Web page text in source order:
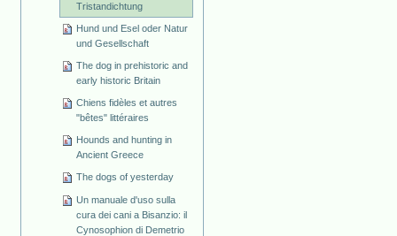
Tristandichtung
Hund und Esel oder Natur
und Gesellschaft
The dog in prehistoric and
early historic Britain
Chiens fidèles et autres
"bêtes" littéraires
Hounds and hunting in
Ancient Greece
The dogs of yesterday
Un manuale d'uso sulla
cura dei cani a Bisanzio: il
Cynosophion di Demetrio